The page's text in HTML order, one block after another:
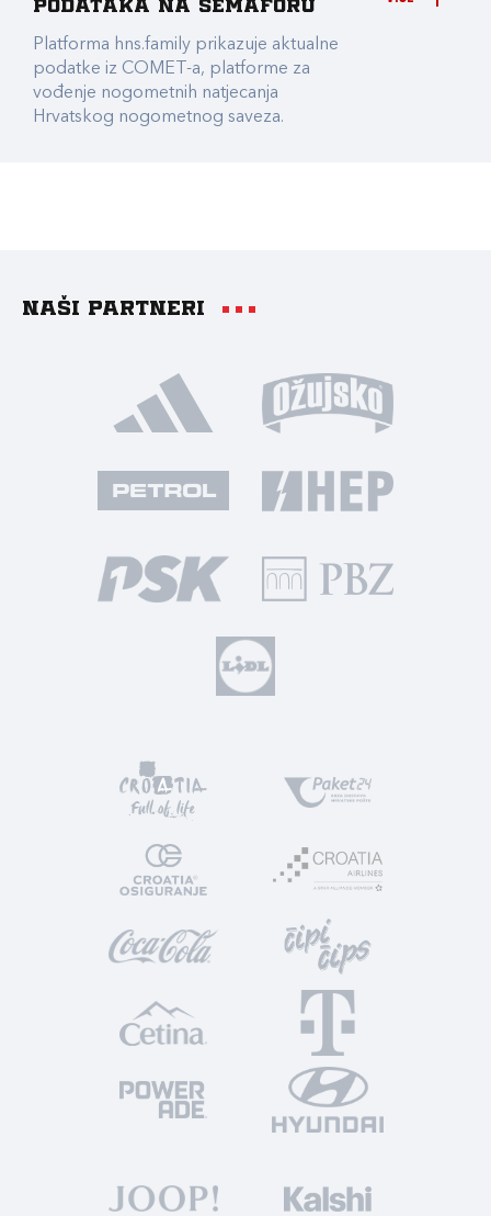
podataka na Semaforu
Platforma hns.family prikazuje aktualne
podatke iz COMET-a, platforme za
vođenje nogometnih natjecanja
Hrvatskog nogometnog saveza.
Naši partneri